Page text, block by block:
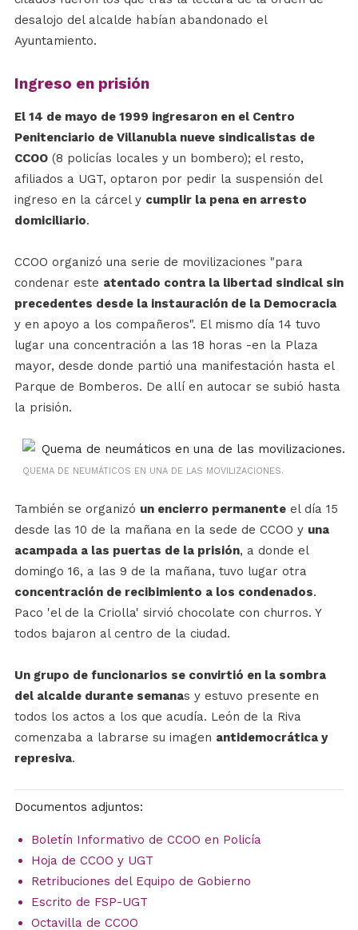
desalojo del alcalde habían abandonado el
Ayuntamiento.
Ingreso en prisión
El 14 de mayo de 1999 ingresaron en el Centro
Penitenciario de Villanubla nueve sindicalistas de
CCOO(8 policías locales y un bombero); el resto,
afiliados a UGT, optaron por pedir la suspensión del
ingreso en la cárcel y cumplir la pena en arresto
domiciliario.
CCOO organizó una serie de movilizaciones "para
condenar este atentado contra la libertad sindical sin
precedentes desde la instauración de la Democracia
y en apoyo a los compañeros". El mismo día 14 tuvo
lugar una concentración a las 18 horas -en la Plaza
mayor, desde donde partió una manifestación hasta el
Parque de Bomberos. De allí en autocar se subió hasta
la prisión.
QUEMA DE NEUMÁTICOS EN UNA DE LAS MOVILIZACIONES.
También se organizó un encierro permanenteel día 15
desde las 10 de la mañana en la sede de CCOO y una
acampada a las puertas de la prisión, a donde el
domingo 16, a las 9 de la mañana, tuvo lugar otra
concentración de recibimiento a los condenados.
Paco 'el de la Criolla' sirvió chocolate con churros. Y
todos bajaron al centro de la ciudad.
Un grupo de funcionarios se convirtió en la sombra
del alcalde durante semanas y estuvo presente en
todos los actos a los que acudía. León de la Riva
comenzaba a labrarse su imagen antidemocrática y
represiva.
Documentos adjuntos:
Boletín Informativo de CCOO en Policía
Hoja de CCOO y UGT
Retribuciones del Equipo de Gobierno
Escrito de FSP-UGT
Octavilla de CCOO